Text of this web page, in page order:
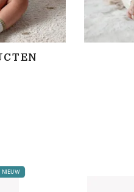
NIEUW